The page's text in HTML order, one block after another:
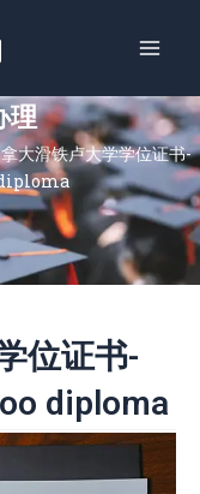
理
大滑铁卢大学学位证书-
位证书-
diploma